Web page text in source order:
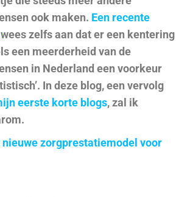
ook maken. Een recente
wees zelfs aan dat er een kentering
een meerderheid van de
in Nederland een voorkeur
In deze blog, een vervolg
eerste korte blogs, zal ik
nieuwe zorgprestatiemodel voor